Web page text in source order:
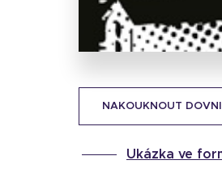
NAKOUKNOUT
Ukázka ve